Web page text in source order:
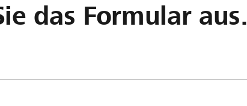
das Formular aus.